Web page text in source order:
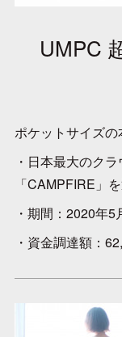
UMPC
ポケットサイズ
・日本最大のク
「CAMPFIRE」
・期間：2020年
・資金調達額：